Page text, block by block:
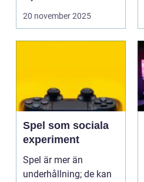
anpassningsför...
20 november 2025
Spel som sociala
experiment
Spel är mer än
underhållning; de kan